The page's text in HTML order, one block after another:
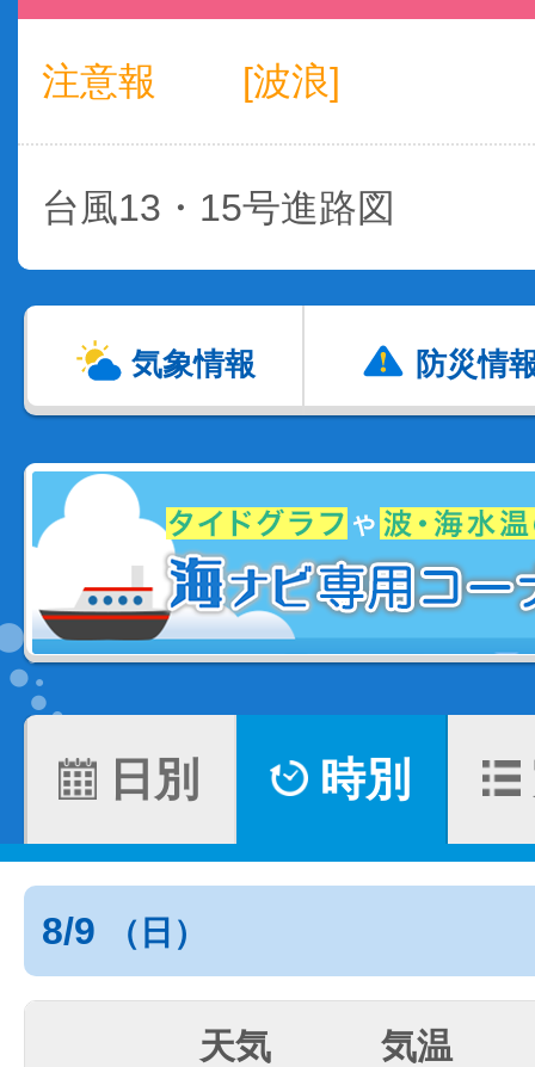
注意報 [波浪]
台風13・15号進路図
気象情報 防災情
日別 時別
8/9 （日）
天気 気温